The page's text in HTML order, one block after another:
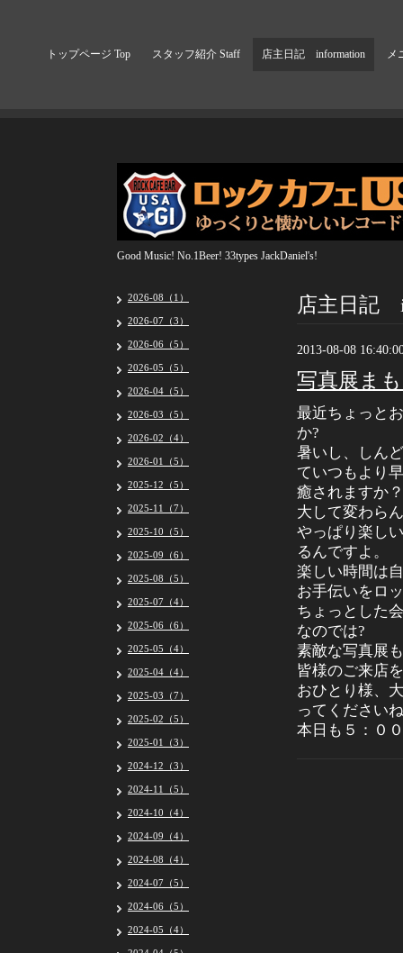
トップページ Top スタッフ紹介 Staff 店主日記 information メ
Good Music! No.1Beer! 33types JackDaniel's!
店主日記
2013-08-08
写真展ま
最近ちょっと
か?
暑いし、しん
ていつもより
癒されますか？
大して変わら
やっぱり楽し
るんですよ。
楽しい時間は
お手伝いをロ
ちょっとした
なのでは?
素敵な写真展
皆様のご来店
おひとり様、
ってください
本日も５：０
2026-08（1）
2026-07（3）
2026-06（5）
2026-05（5）
2026-04（5）
2026-03（5）
2026-02（4）
2026-01（5）
2025-12（5）
2025-11（7）
2025-10（5）
2025-09（6）
2025-08（5）
2025-07（4）
2025-06（6）
2025-05（4）
2025-04（4）
2025-03（7）
2025-02（5）
2025-01（3）
2024-12（3）
2024-11（5）
2024-10（4）
2024-09（4）
2024-08（4）
2024-07（5）
2024-06（5）
2024-05（4）